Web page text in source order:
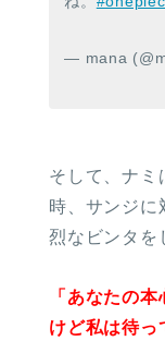
— mana
そして、ナミ
時、サンジに
烈なビンタを
「あなたの
けど私は待っ